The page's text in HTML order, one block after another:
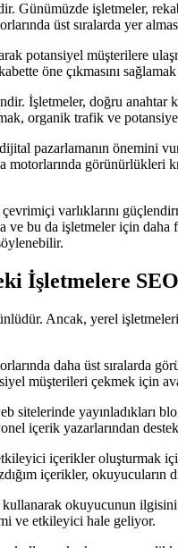
Günümüzde işletmeler,
üst sıralarda yer
potansiyel müşterilere
öne çıkmasını
İşletmeler, doğru anahtar
organik trafik ve
pazarlamanın önemini
motorlarında
varlıklarını
ve bu da işletmeler için
İşletmelere
Ancak, yerel
daha üst sıralarda
müşterileri çekmek için
sitelerinde yayınladıkları
içerik yazarlarından
içerikler oluşturmak
içerikler, okuyucuların
okuyucunun
ve etkileyici hale geliyor.